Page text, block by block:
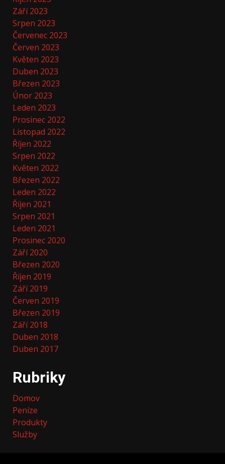
Září 2023
Srpen 2023
Červenec 2023
Červen 2023
Květen 2023
Duben 2023
Březen 2023
Únor 2023
Leden 2023
Prosinec 2022
Listopad 2022
Říjen 2022
Srpen 2022
Květen 2022
Březen 2022
Leden 2022
Říjen 2021
Srpen 2021
Leden 2021
Prosinec 2020
Září 2020
Březen 2020
Říjen 2019
Září 2019
Červen 2019
Březen 2019
Září 2018
Duben 2018
Duben 2017
Rubriky
Domov
Peníze
Produkty
Služby